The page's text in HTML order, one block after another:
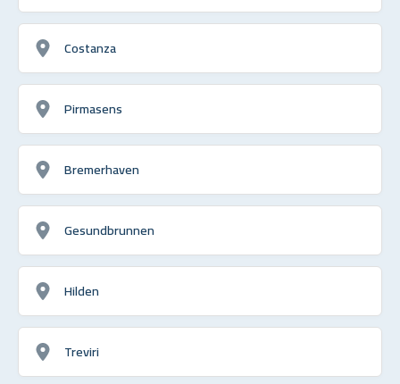
Costanza
Pirmasens
Bremerhaven
Gesundbrunnen
Hilden
Treviri